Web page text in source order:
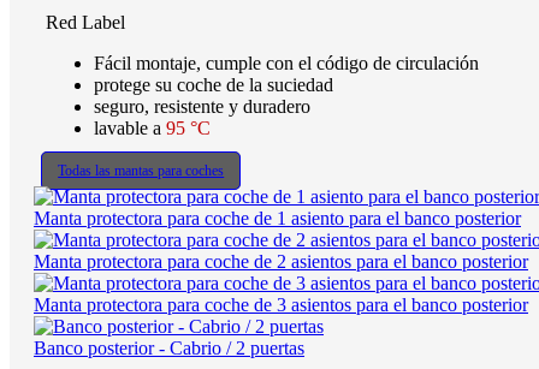
Red Label
Fácil montaje, cumple con el código de circulación
protege su coche de la suciedad
seguro, resistente y duradero
lavable a 95 °C
Todas las mantas para coches
Manta protectora para coche de 1 asiento para el banco posterior
Manta protectora para coche de 2 asientos para el banco posterior
Manta protectora para coche de 3 asientos para el banco posterior
Banco posterior - Cabrio / 2 puertas